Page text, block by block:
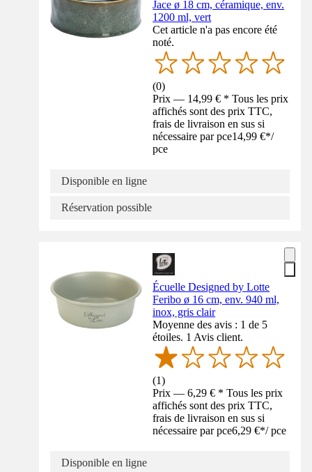
Jace ø 18 cm, céramique, env.
1200 ml, vert
Cet article n'a pas encore été
noté.
(0)
Prix — 14,99 € * Tous les prix
affichés sont des prix TTC,
frais de livraison en sus si
nécessaire par pce14,99 €*/
pce
Disponible en ligne
Réservation possible
Écuelle Designed by Lotte
Feribo ø 16 cm, env. 940 ml,
inox, gris clair
Moyenne des avis : 1 de 5
étoiles. 1 Avis client.
(1)
Prix — 6,29 € * Tous les prix
affichés sont des prix TTC,
frais de livraison en sus si
nécessaire par pce6,29 €*/ pce
Disponible en ligne